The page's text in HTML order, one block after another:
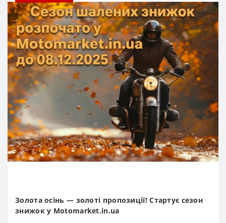
Золота осінь — золоті пропозиції! Стартує сезон
знижок у Motomarket.in.ua